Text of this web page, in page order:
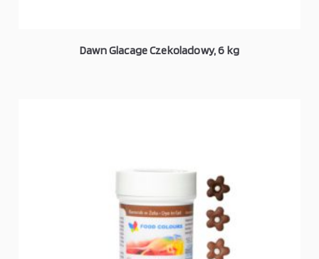
Dawn Glacage Czekoladowy, 6 kg